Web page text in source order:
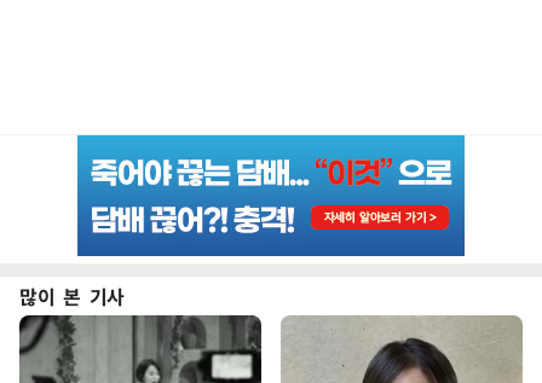
많이 본 기사